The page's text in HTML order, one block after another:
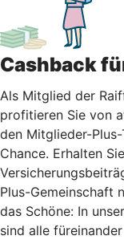
Cashback
Als Mitglied der
profitieren Sie von
den Mitglieder-
Chance. Erhalten
Plus-Gemeinschaft
das Schöne: In
sind alle